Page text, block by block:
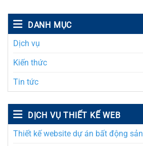
DANH MỤC
Dịch vụ
Kiến thức
Tin tức
DỊCH VỤ THIẾT KẾ WEB
Thiết kế website dự án bất động sản